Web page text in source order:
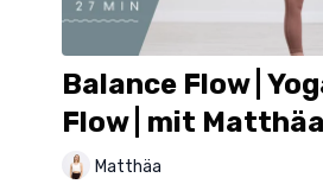
Balance Flow |
Flow | mit
Matthäa